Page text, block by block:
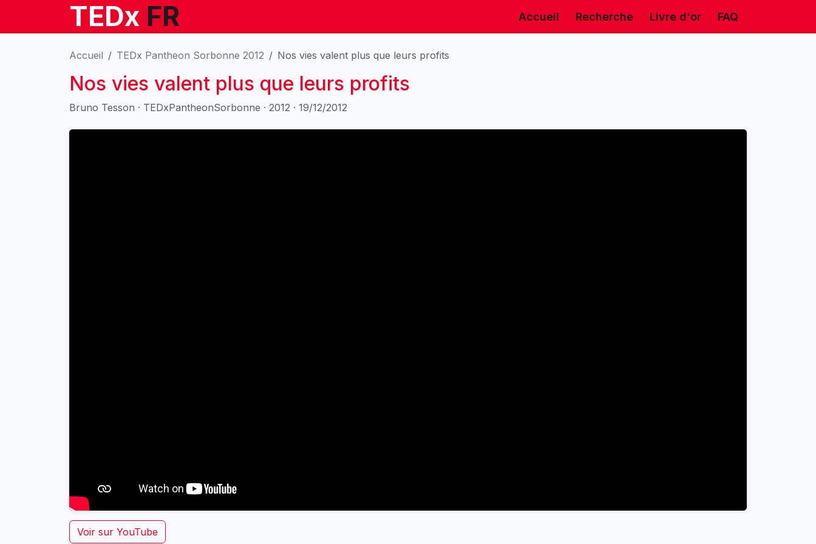
TEDx FR Accueil Recherche Livre d'or FAQ
Accueil TEDx Pantheon Sorbonne 2012 Nos vies valent plus que leurs profits
Nos vies valent plus que leurs profits
Bruno Tesson · TEDxPantheonSorbonne · 2012 · 19/12/2012
Voir sur YouTube